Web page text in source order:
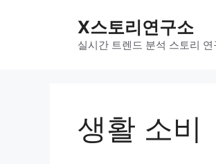
X스토리연구소
실시간 트렌드 분석 스토리 연
생활 소비